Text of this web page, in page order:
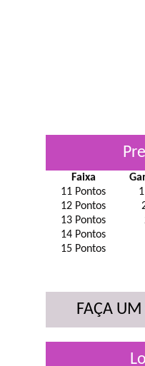
Faixa
11 Pontos
12 Pontos
13 Pontos
14 Pontos
15 Pontos
FAÇA